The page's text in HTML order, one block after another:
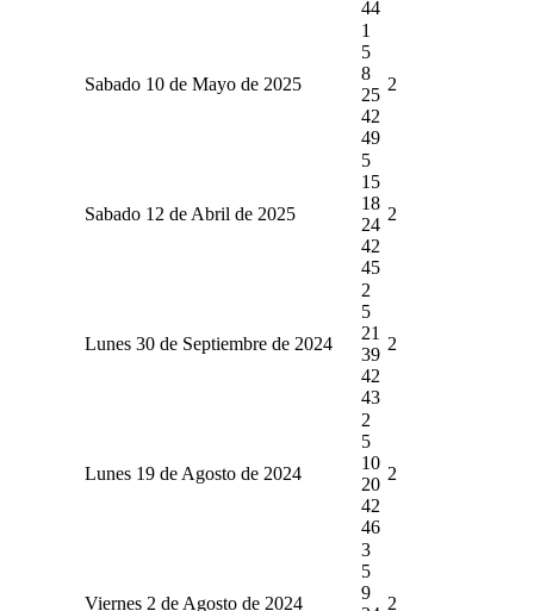
44
Sabado 10 de Mayo de 2025
1
5
8
25
42
49
2
Sabado 12 de Abril de 2025
5
15
18
24
42
45
2
Lunes 30 de Septiembre de 2024
2
5
21
39
42
43
2
Lunes 19 de Agosto de 2024
2
5
10
20
42
46
2
Viernes 2 de Agosto de 2024
3
5
9
2